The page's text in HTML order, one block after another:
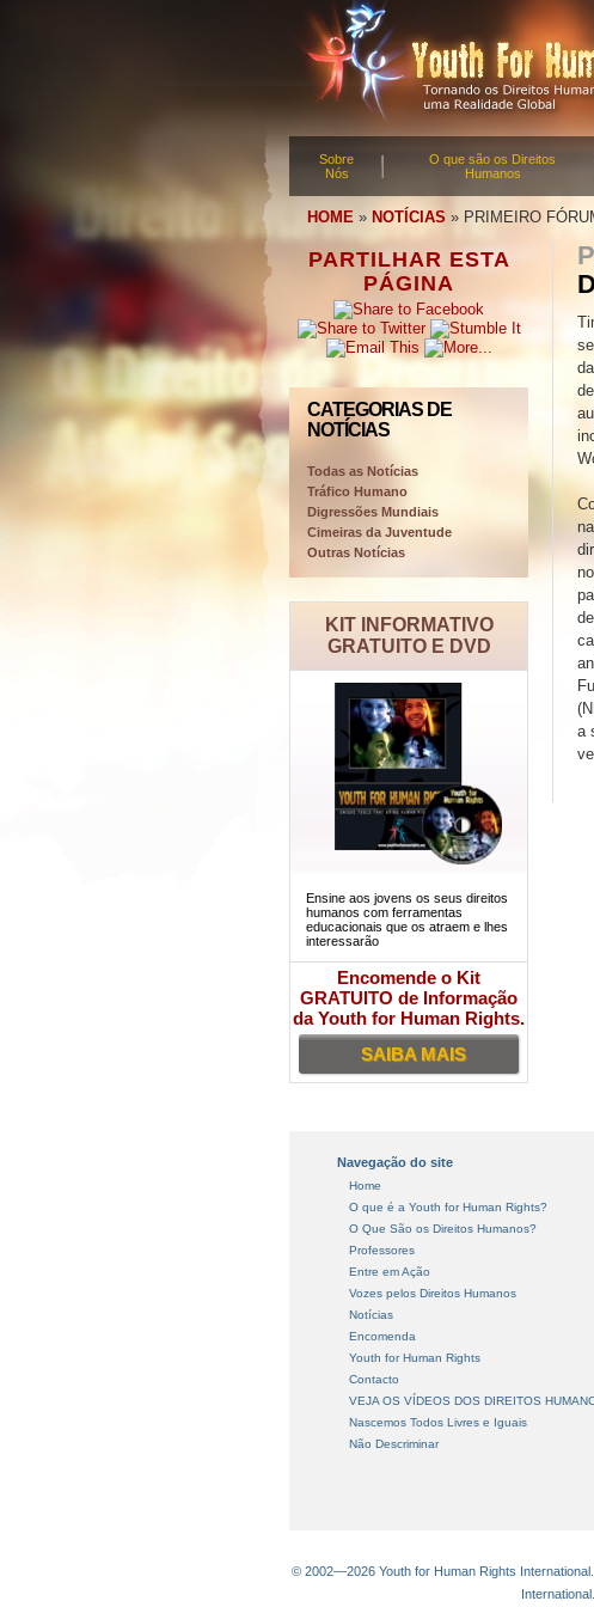
Sobre
Nós
O que são os Direitos
Humanos
HOME » NOTÍCIAS » PRIMEIRO
PARTILHAR ESTA
PÁGINA
CATEGORIAS DE
NOTÍCIAS
Todas as Notícias
Tráfico Humano
Digressões Mundiais
Cimeiras da Juventude
Outras Notícias
KIT INFORMATIVO
GRATUITO E DVD
Ensine aos jovens os seus direitos
humanos com ferramentas
educacionais que os atraem e lhes
interessarão
Encomende o Kit
GRATUITO de Informação
da Youth for Human Rights.
SAIBA MAIS
a
Navegação do site
Home
O que é a Youth for Human Rights?
O Que São os Direitos Humanos?
Professores
Entre em Ação
Vozes pelos Direitos Humanos
Notícias
Encomenda
Youth for Human Rights
Contacto
VEJA OS VÍDEOS DOS DIREITOS
Nascemos Todos Livres e Iguais
Não Descriminar
© 2002—2026 Youth for Human Rights